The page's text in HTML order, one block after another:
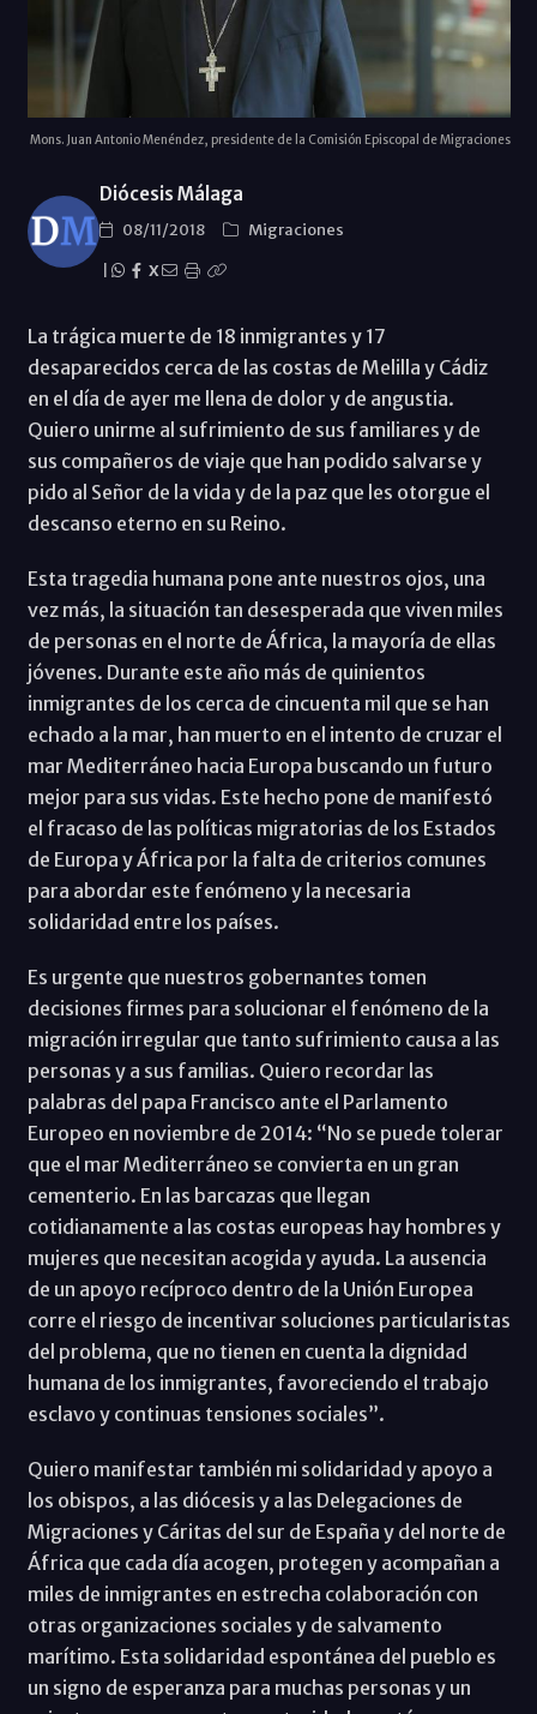
Mons. Juan Antonio Menéndez, presidente de la Comisión Episcopal de Migraciones
Diócesis Málaga
08/11/2018
Migraciones
X
La trágica muerte de 18 inmigrantes y 17
desaparecidos cerca de las costas de Melilla y Cádiz
en el día de ayer me llena de dolor y de angustia.
Quiero unirme al sufrimiento de sus familiares y de
sus compañeros de viaje que han podido salvarse y
pido al Señor de la vida y de la paz que les otorgue el
descanso eterno en su Reino.
Esta tragedia humana pone ante nuestros ojos, una
vez más, la situación tan desesperada que viven miles
de personas en el norte de África, la mayoría de ellas
jóvenes. Durante este año más de quinientos
inmigrantes de los cerca de cincuenta mil que se han
echado a la mar, han muerto en el intento de cruzar el
mar Mediterráneo hacia Europa buscando un futuro
mejor para sus vidas. Este hecho pone de manifestó
el fracaso de las políticas migratorias de los Estados
de Europa y África por la falta de criterios comunes
para abordar este fenómeno y la necesaria
solidaridad entre los países.
Es urgente que nuestros gobernantes tomen
decisiones firmes para solucionar el fenómeno de la
migración irregular que tanto sufrimiento causa a las
personas y a sus familias. Quiero recordar las
palabras del papa Francisco ante el Parlamento
Europeo en noviembre de 2014: “No se puede tolerar
que el mar Mediterráneo se convierta en un gran
cementerio. En las barcazas que llegan
cotidianamente a las costas europeas hay hombres y
mujeres que necesitan acogida y ayuda. La ausencia
de un apoyo recíproco dentro de la Unión Europea
corre el riesgo de incentivar soluciones particularistas
del problema, que no tienen en cuenta la dignidad
humana de los inmigrantes, favoreciendo el trabajo
esclavo y continuas tensiones sociales”.
Quiero manifestar también mi solidaridad y apoyo a
los obispos, a las diócesis y a las Delegaciones de
Migraciones y Cáritas del sur de España y del norte de
África que cada día acogen, protegen y acompañan a
miles de inmigrantes en estrecha colaboración con
otras organizaciones sociales y de salvamento
marítimo. Esta solidaridad espontánea del pueblo es
un signo de esperanza para muchas personas y un